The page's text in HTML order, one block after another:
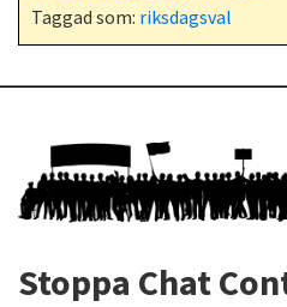
Taggad som: riksdagsval
Stoppa Chat